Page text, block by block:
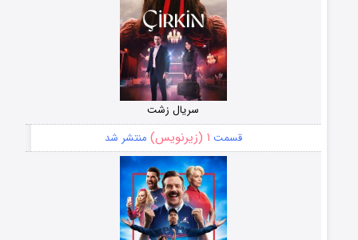
سریال زشت
قسمت ۱ (زیرنویس) منتشر شد